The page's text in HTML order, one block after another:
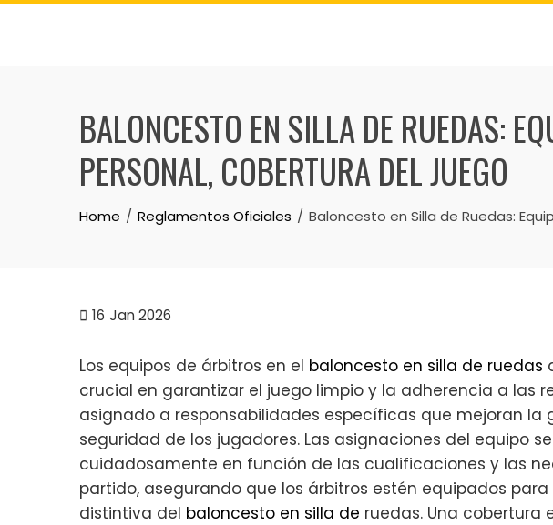
Skip
BALONCESTO EN SILLA DE RUEDAS:
PERSONAL, COBERTURA DEL JUEGO
Home Reglamentos Oficiales Baloncesto en Silla de Ruedas:
16 Jan 2026
Los equipos de árbitros en el baloncesto en silla de ruedas
crucial en garantizar el juego limpio y la adherencia a las
asignado a responsabilidades específicas que mejoran la
seguridad de los jugadores. Las asignaciones del equipo
cuidadosamente en función de las cualificaciones y las
partido, asegurando que los árbitros estén equipados
distintiva del baloncesto en silla de ruedas. Una